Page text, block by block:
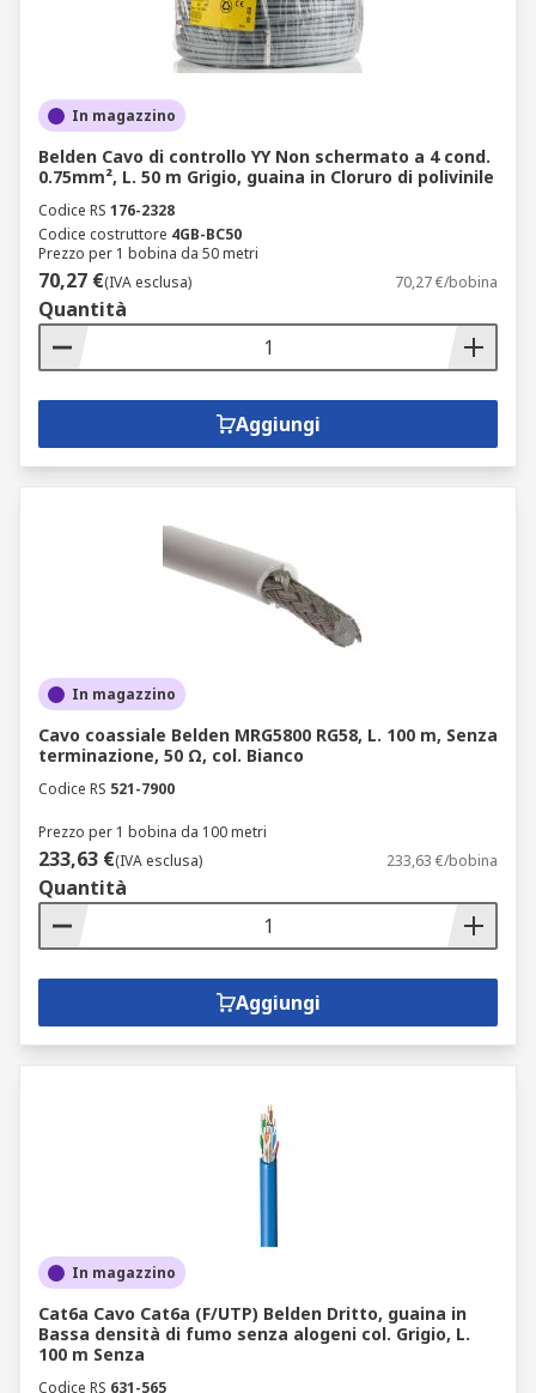
In magazzino
Belden Cavo di controllo YY Non schermato a 4 cond.
0.75mm², L. 50 m Grigio, guaina in Cloruro di polivinile
Codice RS 176-2328
Codice costruttore 4GB-BC50
Prezzo per 1 bobina da 50 metri
70,27 €(IVA esclusa) 70,27 €/bobina
Quantità
Aggiungi
In magazzino
Cavo coassiale Belden MRG5800 RG58, L. 100 m, Senza
terminazione, 50 Ω, col. Bianco
Codice RS 521-7900
Prezzo per 1 bobina da 100 metri
233,63 €(IVA esclusa) 233,63 €/bobina
Quantità
Aggiungi
In magazzino
Cat6a Cavo Cat6a (F/UTP) Belden Dritto, guaina in
Bassa densità di fumo senza alogeni col. Grigio, L.
100 m Senza
Codice RS 631-565